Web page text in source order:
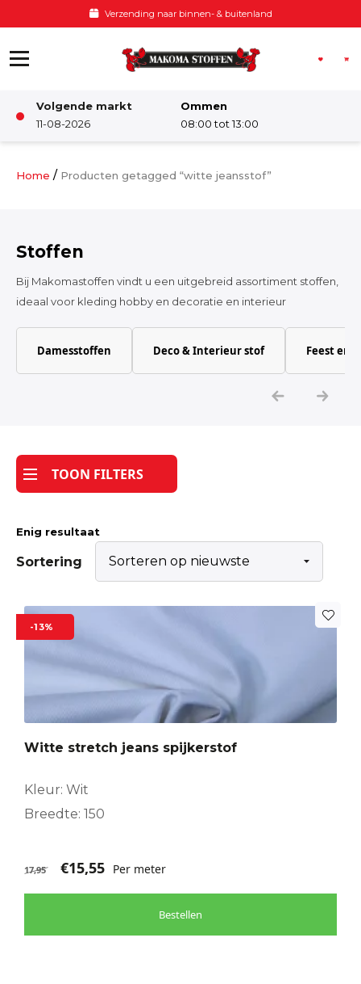
Verzending naar binnen- & buitenland
Volgende markt
11-08-2026
Ommen
08:00 tot 13:00
Damesstoffen
Katoen
Tijdpakker stof
Home / Producten getagged “witte jeansstof”
Stoffen
Bij Makomastoffen vindt u een uitgebreid assortiment stoffen,
ideaal voor kleding hobby en decoratie en interieur
Damesstoffen Deco & Interieur stof Feest en
TOON FILTERS
Enig resultaat
Sortering
-13%
Witte stretch jeans spijkerstof
Kleur: Wit
Breedte: 150
17,95 €15,55 Per meter
Bestellen